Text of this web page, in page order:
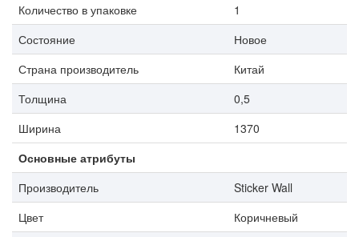
Количество в упаковке
1
Состояние
Новое
Страна производитель
Китай
Толщина
0,5
Ширина
1370
Основные атрибуты
Производитель
Sticker Wall
Цвет
Коричневый